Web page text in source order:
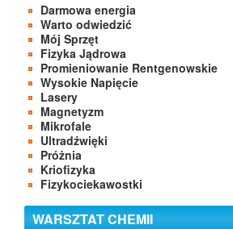
Darmowa energia
Warto odwiedzić
Mój Sprzęt
Fizyka Jądrowa
Promieniowanie Rentgenowskie
Wysokie Napięcie
Lasery
Magnetyzm
Mikrofale
Ultradźwięki
Próżnia
Kriofizyka
Fizykociekawostki
WARSZTAT CHEMII